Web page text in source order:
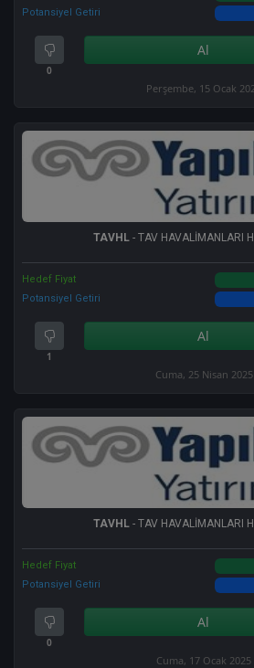
Potansiyel Getiri
0
Al
Perşembe, 15 Ocak
TAVHL - TAV HAVALİMANLARI
Hedef Fiyat
Potansiyel Getiri
1
Al
Cuma, 25 Nisan 2025
TAVHL - TAV HAVALİMANLARI
Hedef Fiyat
Potansiyel Getiri
0
Al
Cuma, 17 Ocak 2025